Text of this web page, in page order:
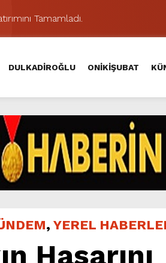
Tamamladı.
Sürdürüyor.
Geliyor.
DULKADİROĞLU ONİKİŞUBAT
, YEREL
Hasarını